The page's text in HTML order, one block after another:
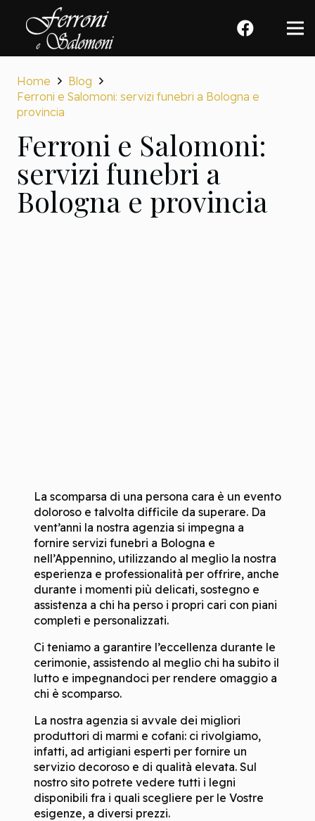
Home
Blog
Ferroni e Salomoni: servizi funebri a Bologna e
provincia
Ferroni e Salomoni:
servizi funebri a
Bologna e provincia
La scomparsa di una persona cara è un evento
doloroso e talvolta difficile da superare. Da
vent’anni la nostra agenzia si impegna a
fornire servizi funebri a Bologna e
nell’Appennino, utilizzando al meglio la nostra
esperienza e professionalità per offrire, anche
durante i momenti più delicati, sostegno e
assistenza a chi ha perso i propri cari con piani
completi e personalizzati.
Ci teniamo a garantire l’eccellenza durante le
cerimonie, assistendo al meglio chi ha subito il
lutto e impegnandoci per rendere omaggio a
chi è scomparso.
La nostra agenzia si avvale dei migliori
produttori di marmi e cofani: ci rivolgiamo,
infatti, ad artigiani esperti per fornire un
servizio decoroso e di qualità elevata. Sul
nostro sito potrete vedere tutti i legni
disponibili fra i quali scegliere per le Vostre
esigenze, a diversi prezzi.